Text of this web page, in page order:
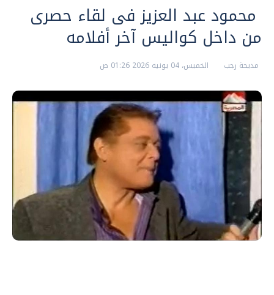
محمود عبد العزيز فى لقاء حصرى
من داخل كواليس آخر أفلامه
مديحة رجب الخميس، 04 يونيه 2026 01:26 ص